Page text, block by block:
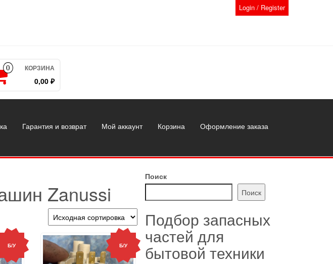
Login / Register
0 КОРЗИНА
0,00 ₽
Гарантия и возврат Мой аккаунт Корзина
Оформление заказа
Zanussi
Б/У Б/У
Поиск
Поиск
Подбор запасных
частей для
бытовой техники